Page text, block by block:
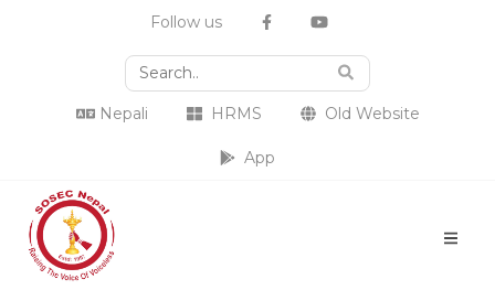
Follow us
Nepali HRMS Old Website
App